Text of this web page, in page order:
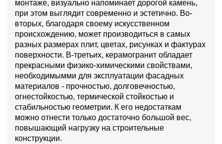
монтаже, визуально напоминает дорогой камень,
при этом выглядит современно и эстетично. Во-
вторых, благодаря своему искусственном
происхождению, может производиться в самых
разных размерах плит, цветах, рисунках и фактурах
поверхности. В-третьих, керамогранит обладает
прекрасными физико-химическими свойствами,
необходимымми для эксплуатации фасадных
материалов - прочностью, долговечностью,
огнестойкостью, термической стойкостью и
стабильностью геометрии. К его недостаткам
можно отнести только достаточно большой вес,
повышающий нагрузку на строительные
конструкции.